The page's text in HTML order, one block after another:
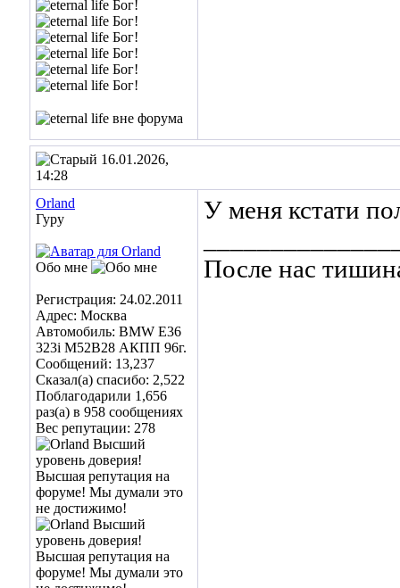
16.01.2026,
14:28
Orland
Гуру
Обо мне
Регистрация: 24.02.2011
Адрес: Москва
Автомобиль: BMW E36
323i M52B28 АКПП 96г.
Сообщений: 13,237
Сказал(а) спасибо: 2,522
Поблагодарили 1,656
раз(а) в 958 сообщениях
Вес репутации: 278
У меня кстати
После нас